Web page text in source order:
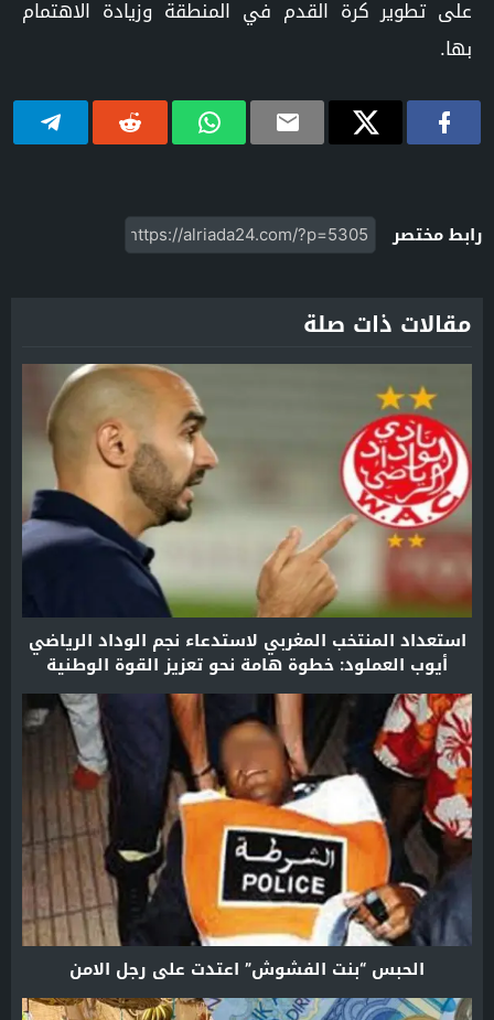
على تطوير كرة القدم في المنطقة وزيادة الاهتمام
بها.
رابط مختصر
مقالات ذات صلة
استعداد المنتخب المغربي لاستدعاء نجم الوداد الرياضي
أيوب العملود: خطوة هامة نحو تعزيز القوة الوطنية
الحبس “بنت الفشوش” اعتدت على رجل الامن